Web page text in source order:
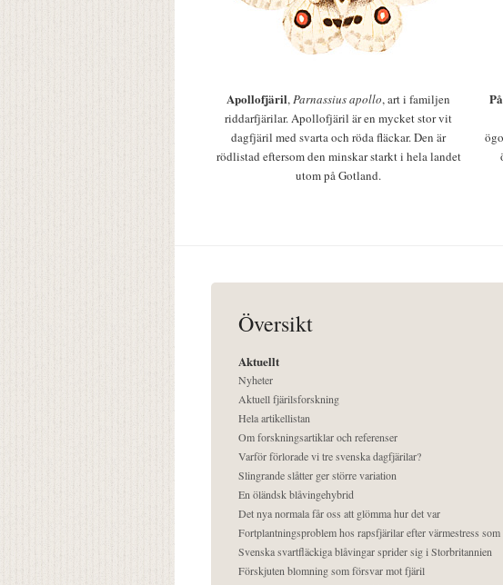
Apollofjäril,Parnassius apollo, art i familjen
riddarfjärilar. Apollofjäril är en mycket stor vit
dagfjäril med svarta och röda fläckar. Den är
rödlistad eftersom den minskar starkt i hela landet
utom på Gotland.
Översikt
Aktuellt
Nyheter
Aktuell fjärilsforskning
Hela artikellistan
Om forskningsartiklar och referenser
Varför förlorade vi tre svenska dagfjärilar?
Slingrande slåtter ger större variation
En öländsk blåvingehybrid
Det nya normala får oss att glömma hur det var
Fortplantningsproblem hos rapsfjärilar efter värmestress
Svenska svartfläckiga blåvingar sprider sig i Storbritannien
Förskjuten blomning som försvar mot fjäril